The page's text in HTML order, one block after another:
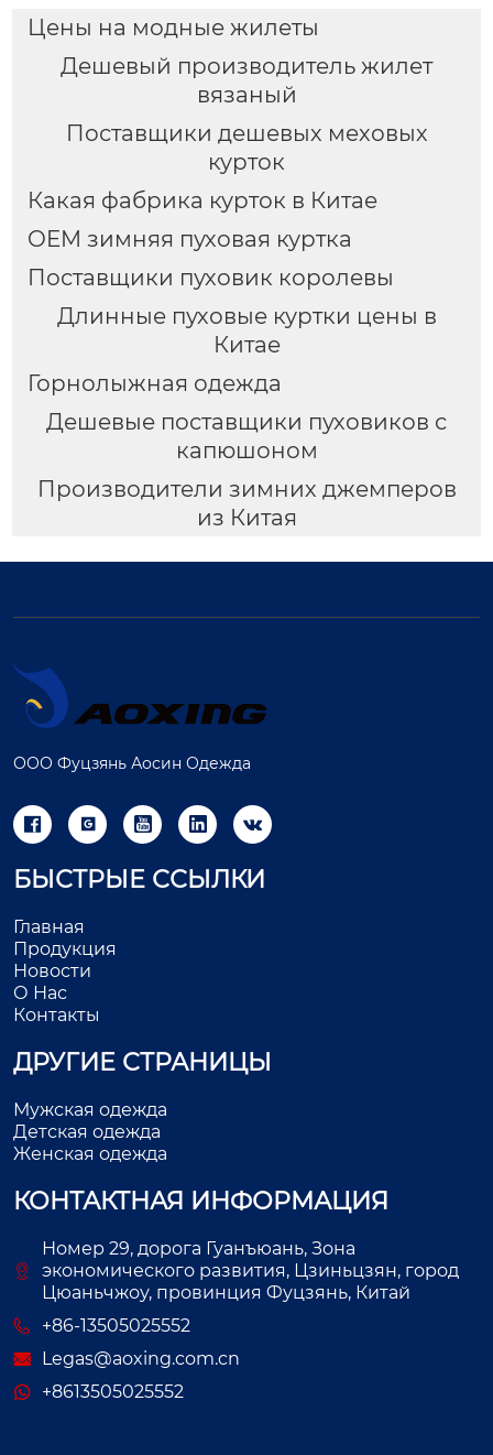
Цены на модные жилеты
Дешевый производитель жилет
вязаный
Поставщики дешевых меховых
курток
Какая фабрика курток в Китае
OEM зимняя пуховая куртка
Поставщики пуховик королевы
Длинные пуховые куртки цены в
Китае
Горнолыжная одежда
Дешевые поставщики пуховиков с
капюшоном
Производители зимних джемперов
из Китая
ООО Фуцзянь Аосин Одежда
    
БЫСТРЫЕ ССЫЛКИ
Главная
Продукция
Новости
О Нас
Контакты
ДРУГИЕ СТРАНИЦЫ
Мужская одежда
Детская одежда
Женская одежда
КОНТАКТНАЯ ИНФОРМАЦИЯ
Номер 29, дорога Гуанъюань, Зона
экономического развития, Цзиньцзян, город
Цюаньчжоу, провинция Фуцзянь, Китай
+86-13505025552
Legas@aoxing.com.cn
+8613505025552